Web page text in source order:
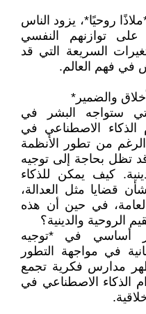
روحيًا*، يزود الناس
على توازنهم النفسي
السريعة التي قد
في فهم العالم.
ستواجه البشر في
الاصطناعي في
الرغم من تطور الأنظمة
قد تظل بحاجة إلى توجيه
كيف يمكن للذكاء
قضايا مثل العدالة،
العامة، في حين أن هذه
الروحية والدينية؟
أساسي في *توجيه
في مواجهة التطور
مدارس فكرية تجمع
الذكاء الاصطناعي في